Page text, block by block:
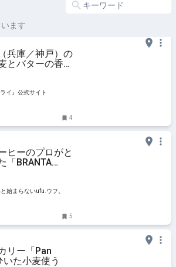
ます
兵庫／神戸）の
とバターの香り
イ』公式サイト
4
ヒーのプロがと
「BRANTA
始まらないufu.ウフ。
5
リー「Pan
た小麦使う